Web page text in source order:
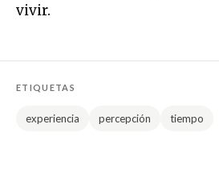
vivir.
ETIQUETAS
experiencia percepción tiempo